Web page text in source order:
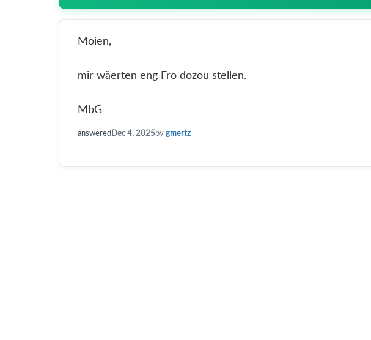
Moien,
mir wäerten eng Fro dozou stellen.
MbG
answeredDec 4, 2025bygmertz